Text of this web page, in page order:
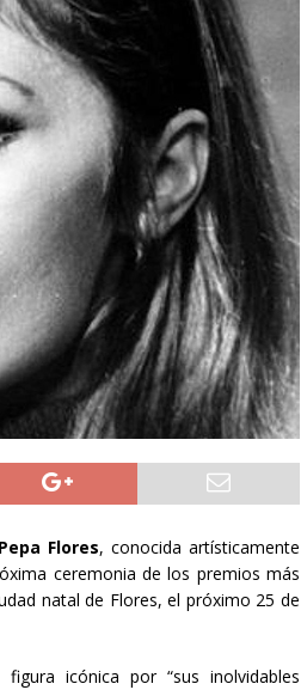
y ‘Kinds of Kindness’ FESTIVALES
Pepa Flores, conocida artísticamente
ceremonia de los premios más
natal de Flores, el próximo 25 de
icónica por “sus inolvidables